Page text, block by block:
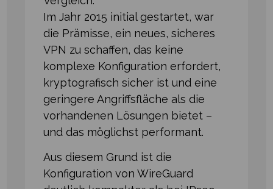
Im Jahr 2015 initial gestartet, war
die Prämisse, ein neues, sicheres
VPN zu schaffen, das keine
komplexe Konfiguration erfordert,
kryptografisch sicher ist und eine
geringere Angriffsfläche als die
vorhandenen Lösungen bietet –
und das möglichst performant.
Aus diesem Grund ist die
Konfiguration von WireGuard